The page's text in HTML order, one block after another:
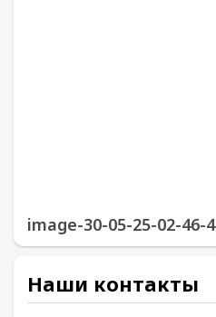
image-30-05-25-02-46-4
Наши контакты